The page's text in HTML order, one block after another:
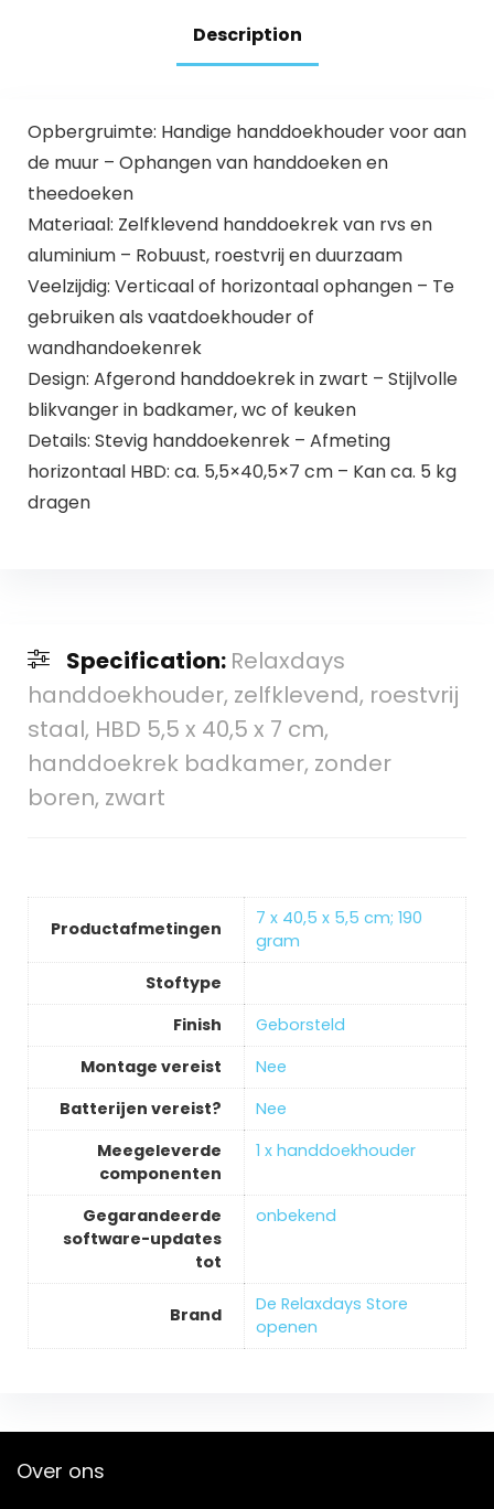
Description
Opbergruimte: Handige handdoekhouder voor aan
de muur – Ophangen van handdoeken en
theedoeken
Materiaal: Zelfklevend handdoekrek van rvs en
aluminium – Robuust, roestvrij en duurzaam
Veelzijdig: Verticaal of horizontaal ophangen – Te
gebruiken als vaatdoekhouder of
wandhandoekenrek
Design: Afgerond handdoekrek in zwart – Stijlvolle
blikvanger in badkamer, wc of keuken
Details: Stevig handdoekenrek – Afmeting
horizontaal HBD: ca. 5,5×40,5×7 cm – Kan ca. 5 kg
dragen
Specification: Relaxdays
handdoekhouder, zelfklevend, roestvrij
staal, HBD 5,5 x 40,5 x 7 cm,
handdoekrek badkamer, zonder
boren, zwart
Productafmetingen
‎7 x 40,5 x 5,5 cm; 190
gram
Stoftype
Finish
‎Geborsteld
Montage vereist
‎Nee
Batterijen vereist?
‎Nee
Meegeleverde
componenten
‎1 x handdoekhouder
Gegarandeerde
software-updates
tot
‎onbekend
Brand
De Relaxdays Store
openen
Over ons